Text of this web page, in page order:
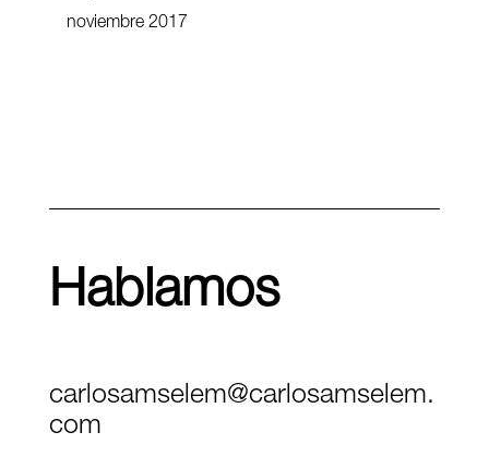
noviembre 2017
Hablamos
carlosamselem@carlosamselem.
com